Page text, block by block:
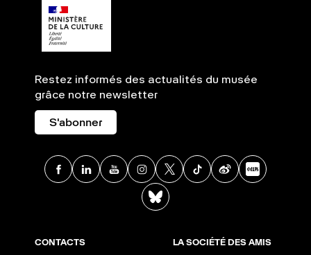
Restez informés des actualités du musée
grâce notre newsletter
S'abonner
Facebook
LinkedinYoutubeInstagram
X TikTokWeibo
CONTACTS LA SOCIÉTÉ DES AMIS